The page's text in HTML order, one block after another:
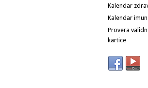
Kalendar
Kalendar
Provera
kartice